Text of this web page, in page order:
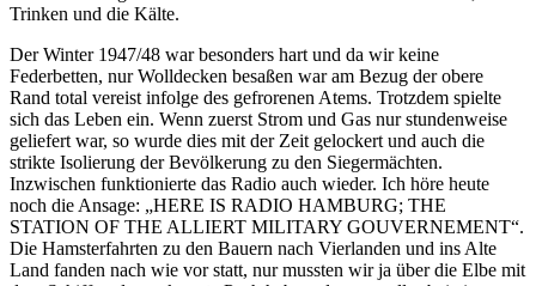
Trinken und die Kälte.
Der Winter 1947/48 war besonders hart und da wir keine
Federbetten, nur Wolldecken besaßen war am Bezug der obere
Rand total vereist infolge des gefrorenen Atems. Trotzdem spielte
sich das Leben ein. Wenn zuerst Strom und Gas nur stundenweise
geliefert war, so wurde dies mit der Zeit gelockert und auch die
strikte Isolierung der Bevölkerung zu den Siegermächten.
Inzwischen funktionierte das Radio auch wieder. Ich höre heute
noch die Ansage:
HERE IS RADIO HAMBURG; THE
STATION OF THE ALLIERT MILITARY GOUVERNEMENT .
Die Hamsterfahrten zu den Bauern nach Vierlanden und ins Alte
Land fanden nach wie vor statt, nur mussten wir ja über die Elbe mit